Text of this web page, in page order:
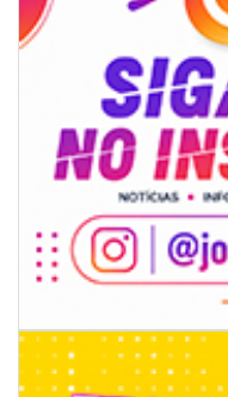
05/08/2026 | 14:41
Voz do litoral em Brasília:
e defesa dos pescadores da
ITAPEMA